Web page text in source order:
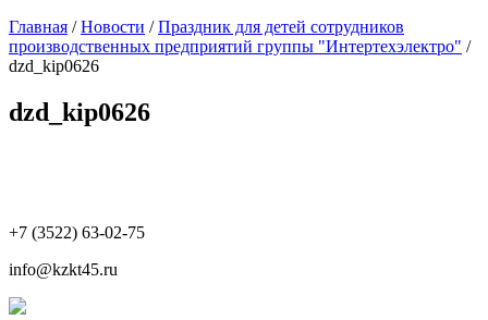
Главная / Новости / Праздник для детей сотрудников
производственных предприятий группы "Интертехэлектро" /
dzd_kip0626
dzd_kip0626
+7 (3522) 63-02-75
info@kzkt45.ru